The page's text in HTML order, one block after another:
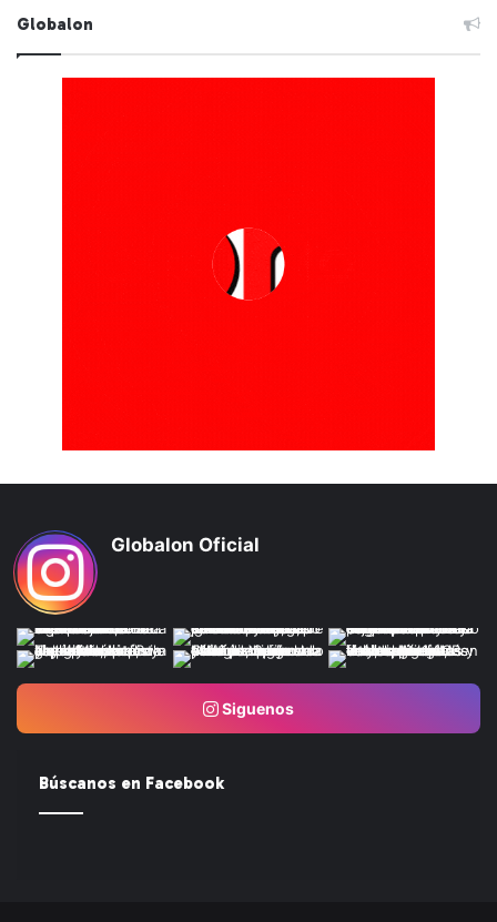
Globalon
Globalon Oficial
Siguenos
Búscanos en Facebook